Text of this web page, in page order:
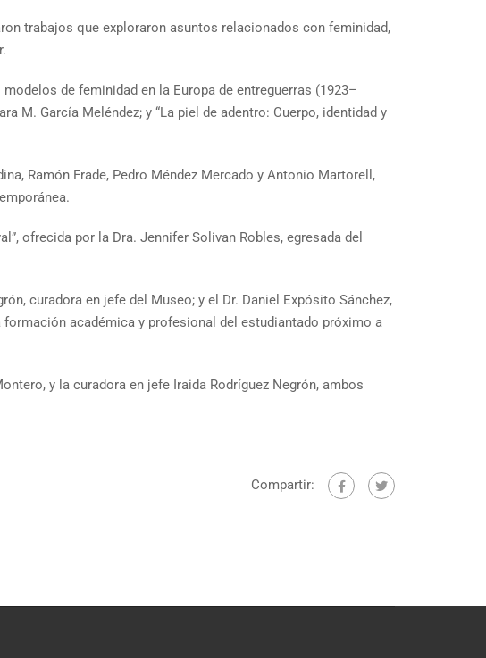
trabajos que exploraron asuntos relacionados con feminidad,
de feminidad en la Europa de entreguerras (1923–
M. García Meléndez; y “La piel de adentro: Cuerpo, identidad y
Ramón Frade, Pedro Méndez Mercado y Antonio Martorell,
ofrecida por la Dra. Jennifer Solivan Robles, egresada del
curadora en jefe del Museo; y el Dr. Daniel Expósito Sánchez,
académica y profesional del estudiantado próximo a
y la curadora en jefe Iraida Rodríguez Negrón, ambos
Compartir: